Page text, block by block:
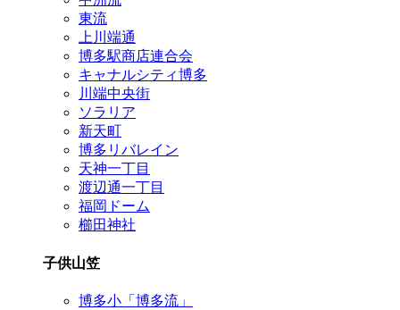
東流
上川端通
博多駅商店連合会
キャナルシティ博多
川端中央街
ソラリア
新天町
博多リバレイン
天神一丁目
渡辺通一丁目
福岡ドーム
櫛田神社
子供山笠
博多小「博多流」